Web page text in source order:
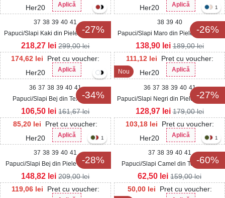
Her20
Aplică
Her20
Aplică
-27%
37 38 39 40 41
Papuci/Slapi Kaki din Piele Ecologica
Intoarsa Halya
174,62 lei
Pret cu voucher:
Her20
Aplică
218,27 lei 299,00lei
-26%
1
38 39 40
Papuci/Slapi Maro din Piele Ecologica
Intoarsa Zarya
111,12 lei
Pret cu voucher:
Her20
Aplică
138,90 lei 189,00lei
-34%
36 37 38 39 40 41
Papuci/Slapi Bej din Textil Eliza
85,20 lei
Pret cu voucher:
Her20
Aplică
106,50 lei 161,67lei
Nou
-27%
36 37 38 39 40 41
Papuci/Slapi Negri din Piele Ecologica
Intoarsa Sinira
103,18 lei
Pret cu voucher:
Her20
Aplică
128,97 lei 179,00lei
-28%
1
37 38 39 40 41
Papuci/Slapi Bej din Piele Ecologica
Intoarsa Isina
119,06 lei
Pret cu voucher:
148,82 lei 209,00lei
-60%
1
37 38 39 40 41
Papuci/Slapi Camel din Textil Daria
50,00 lei
Pret cu voucher:
62,50 lei 159,00lei